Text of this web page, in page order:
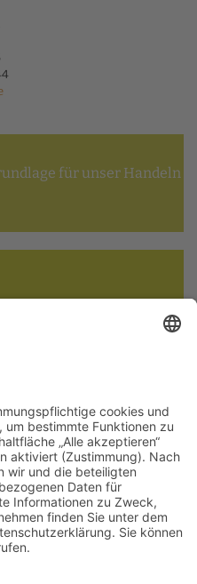
für unser Handeln